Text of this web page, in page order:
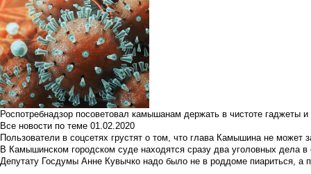
Роспотребнадзор посоветовал камышанам держать в чистоте гаджеты
Все новости по теме 01.02.2020
Пользователи в соцсетях грустят о том, что глава Камышина не может
В Камышинском городском суде находятся сразу два уголовных дела
Депутату Госдумы Анне Кувычко надо было не в роддоме пиариться, а